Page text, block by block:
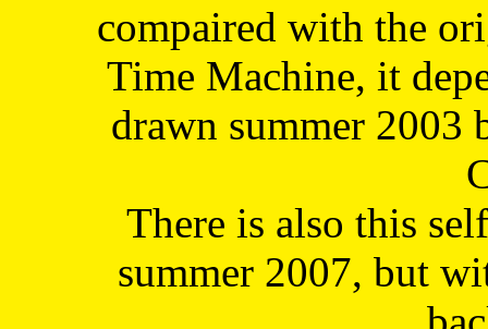
compaired with the
Time Machine, it
drawn summer 2003
There is also this
summer 2007, but